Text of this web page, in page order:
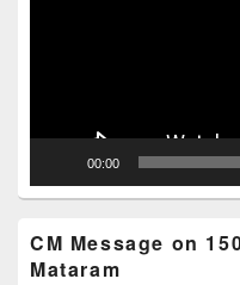
00:00
CM Message on
Mataram